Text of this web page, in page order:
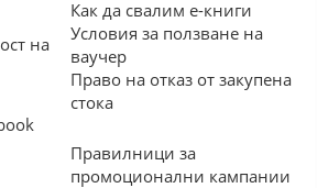
на
Как да свалим е-книги
Условия за ползване на
ваучер
Право на отказ от закупена
стока
Правилници за
промоционални кампании